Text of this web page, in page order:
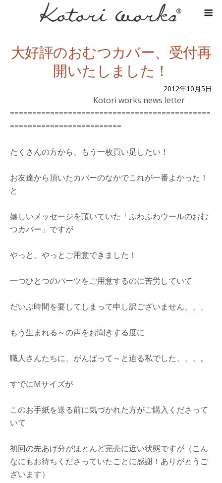
大好評のおむつカバー、受付再
開いたしました！
2012年10月5日
Kotori works news letter
=============================================
=========================
たくさんの方から、もう一枚買い足したい！
お友達から頂いたカバーのなかでこれが一番よかった！
と
嬉しいメッセージを頂いていた「ふわふわウールのおむ
つカバー」ですが
やっと、やっとご用意できました！
一つひとつのパーツをご用意するのに苦労していて
だいぶ時間を要してしまって申し訳ございません、、、
もう生まれる～の声をお聞きする度に
職人さんたちに、がんばって～と迫る私でした、、、。
すでにMサイズが
このお手紙を送る前に気づかれた方がご購入くださって
いて
初回の先あげ分がほとんど完売に近い状態ですが（こん
なにもお待ちくださっていたことに感謝！ありがとうご
ざいます）